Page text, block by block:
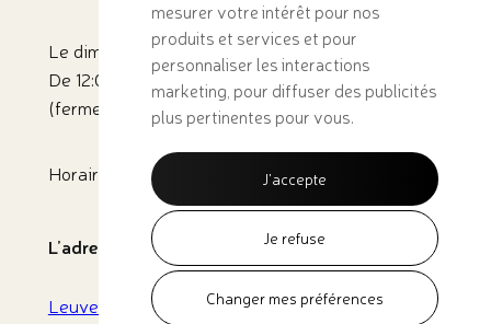
mesurer votre intérêt pour nos
produits et services et pour
personnaliser les interactions
marketing, pour diffuser des publicités
plus pertinentes pour vous.
J'accepte
Je refuse
Changer mes préférences
Le dimanche:
De 12:00 à 17:30
(fermeture cuisine : 17h)
Horaire d’été jusqu’au 21 septembre
L’adresse du restaurant
Leuvensesteenweg 26,